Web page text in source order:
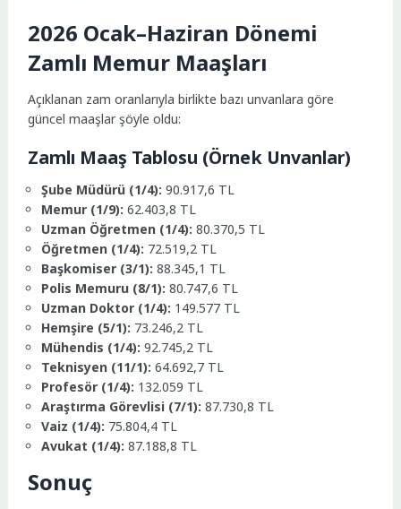
2026 Ocak–Haziran Dönemi
Zamlı Memur Maaşları
Açıklanan zam oranlarıyla birlikte bazı unvanlara göre
güncel maaşlar şöyle oldu:
Zamlı Maaş Tablosu (Örnek Unvanlar)
Şube Müdürü (1/4): 90.917,6 TL
Memur (1/9): 62.403,8 TL
Uzman Öğretmen (1/4): 80.370,5 TL
Öğretmen (1/4): 72.519,2 TL
Başkomiser (3/1): 88.345,1 TL
Polis Memuru (8/1): 80.747,6 TL
Uzman Doktor (1/4): 149.577 TL
Hemşire (5/1): 73.246,2 TL
Mühendis (1/4): 92.745,2 TL
Teknisyen (11/1): 64.692,7 TL
Profesör (1/4): 132.059 TL
Araştırma Görevlisi (7/1): 87.730,8 TL
Vaiz (1/4): 75.804,4 TL
Avukat (1/4): 87.188,8 TL
Sonuç